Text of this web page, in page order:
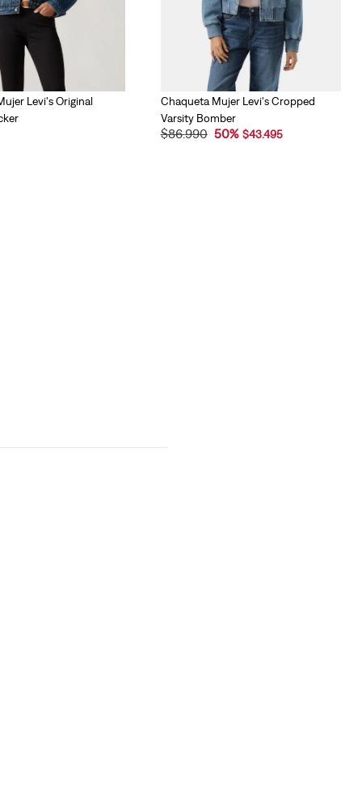
Levi's Original
Chaqueta Mujer Levi's Cropped
Varsity Bomber
$86.990 50% $43.495